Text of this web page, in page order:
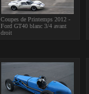
Coupes de Printemps 2012 -
Ford GT40 blanc 3/4 avant
droit